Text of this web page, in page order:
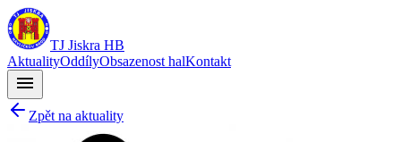
TJ Jiskra HB
AktualityOddílyObsazenost halKontakt
menu
Zpět na aktuality